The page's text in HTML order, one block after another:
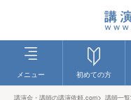
メニュー 初めての方
講演会・講師の講演依頼.com 講師一覧